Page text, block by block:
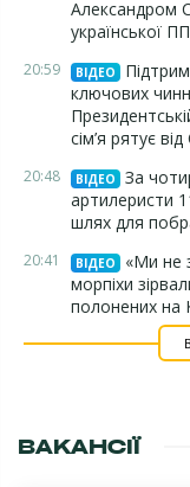
Александром
української
20:59 ВІДЕО
ключових
сім’я рятує
20:48 ВІДЕО
За
артилеристи
шлях для
20:41 ВІДЕО
«Ми не
морпіхи
полонених на
ВАКАНСІЇ